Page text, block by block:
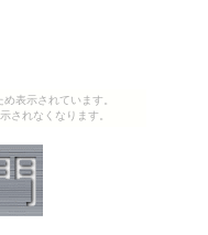
表示されています。
されなくなります。